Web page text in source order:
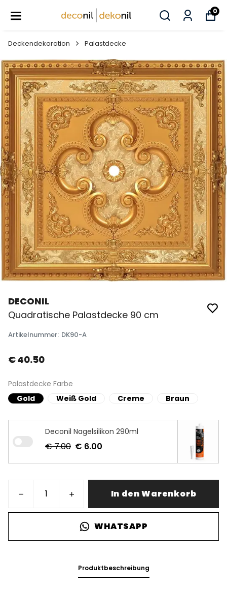
0
Deckendekoration Palastdecke
DECONIL
Quadratische Palastdecke 90 cm
Artikelnummer: DK90-A
€ 40.50
Palastdecke Farbe
Gold
Weiß Gold Creme Braun
Deconil Nagelsilikon 290ml
€ 7.00 € 6.00
In den Warenkorb
WHATSAPP
Produktbeschreibung